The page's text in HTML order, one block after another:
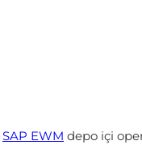
SAP EWM depo içi